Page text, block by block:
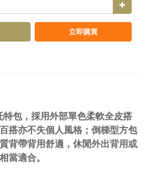
立即購買
特包，採用外部單色柔軟全皮搭
搭亦不失個人風格；倒梯型方包
背帶背用舒適，休閒外出背用或
當適合。